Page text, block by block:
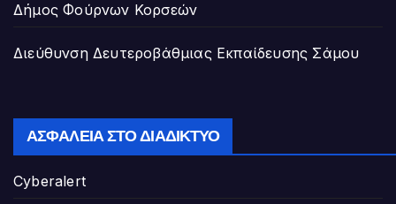
Δήμος Φούρνων Κορσεών
Διεύθυνση Δευτεροβάθμιας Εκπαίδευσης Σάμου
ΑΣΦΆΛΕΙΑ ΣΤΟ ΔΙΑΔΊΚΤΥΟ
Cyberalert